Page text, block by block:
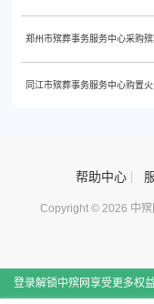
帮助中心
Copyright © 2026 中
登录解锁中殡网享受更多权